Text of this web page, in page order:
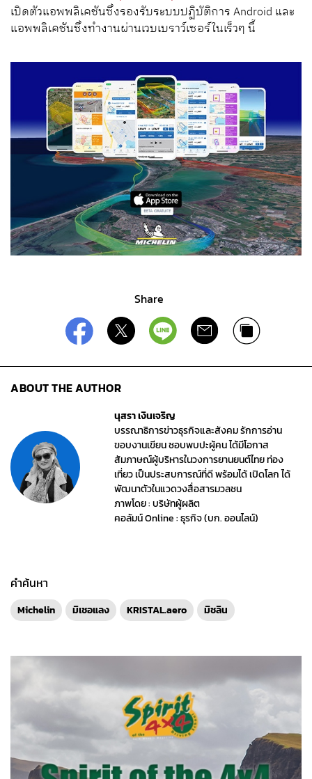
เปิดตัวแอพพลิเคชันซึ่งรองรับระบบปฏิบัติการ Android และ
แอพพลิเคชันซึ่งทำงานผ่านเวบเบราว์เซอร์ในเร็วๆ นี้
Share
ABOUT THE AUTHOR
นุสรา เงินเจริญ
บรรณาธิการข่าวธุรกิจและสังคม รักการอ่าน
ขอบงานเขียน ชอบพบปะผู้คน ได้มีโอกาส
สัมภาษณ์ผู้บริหารในวงการยานยนต์ไทย ท่อง
เที่ยว เป็นประสบการณ์ที่ดี พร้อมได้ เปิดโลก ได้
พัฒนาตัวในแวดวงสื่อสารมวลชน
ภาพโดย : บริษัทผู้ผลิต
คอลัมน์ Online : ธุรกิจ (บก. ออนไลน์)
คำค้นหา
Michelin มิเชอแลง KRISTAL.aero มิชลิน